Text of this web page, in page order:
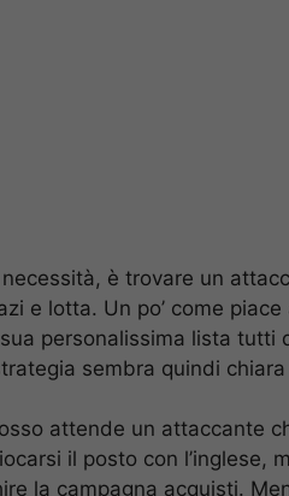
necessità, è trovare un
e lotta. Un po’ come piace
personalissima lista tutti
sembra quindi
attende un attaccante
il posto con l’inglese,
la campagna acquisti.